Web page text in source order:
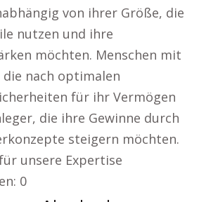
von ihrer Größe, die
nutzen und ihre
möchten. Menschen mit
nach optimalen
für ihr Vermögen
die ihre Gewinne durch
steigern möchten.
unsere Expertise
0